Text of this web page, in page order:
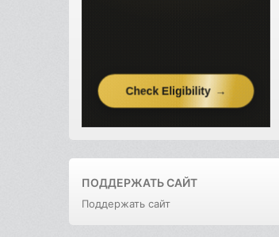
ПОДДЕРЖАТЬ САЙТ
Поддержать сайт